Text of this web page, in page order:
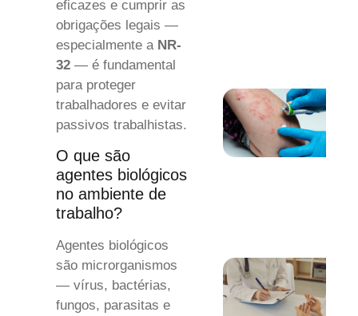
eficazes e cumprir as
obrigações legais —
especialmente a NR-
32 — é fundamental
para proteger
trabalhadores e evitar
passivos trabalhistas.
O que são
agentes biológicos
no ambiente de
trabalho?
Agentes biológicos
são microrganismos
— vírus, bactérias,
fungos, parasitas e